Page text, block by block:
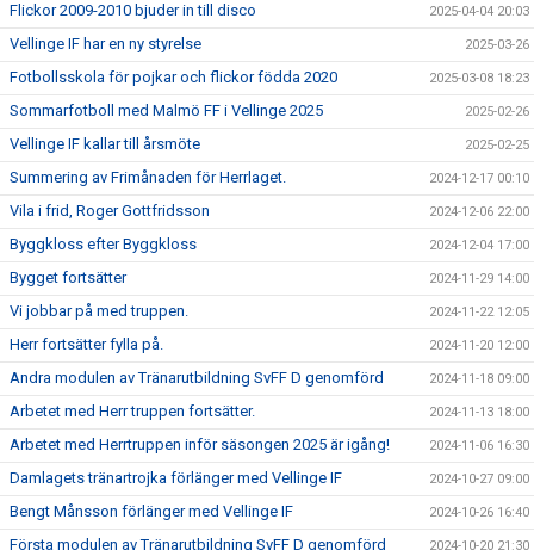
Flickor 2009-2010 bjuder in till disco 2025-04-04 20:03
Vellinge IF har en ny styrelse 2025-03-26
Fotbollsskola för pojkar och flickor födda 2020 2025-03-08 18:23
Sommarfotboll med Malmö FF i Vellinge 2025 2025-02-26
Vellinge IF kallar till årsmöte 2025-02-25
Summering av Frimånaden för Herrlaget. 2024-12-17 00:10
Vila i frid, Roger Gottfridsson 2024-12-06 22:00
Byggkloss efter Byggkloss 2024-12-04 17:00
Bygget fortsätter 2024-11-29 14:00
Vi jobbar på med truppen. 2024-11-22 12:05
Herr fortsätter fylla på. 2024-11-20 12:00
Andra modulen av Tränarutbildning SvFF D genomförd 2024-11-18 09:00
Arbetet med Herr truppen fortsätter. 2024-11-13 18:00
Arbetet med Herrtruppen inför säsongen 2025 är igång! 2024-11-06 16:30
Damlagets tränartrojka förlänger med Vellinge IF 2024-10-27 09:00
Bengt Månsson förlänger med Vellinge IF 2024-10-26 16:40
Första modulen av Tränarutbildning SvFF D genomförd 2024-10-20 21:30